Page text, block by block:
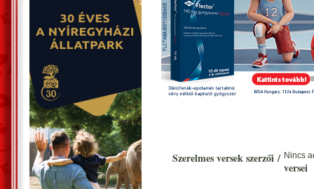
Szerelmes versek szerzői / Nincs
versei